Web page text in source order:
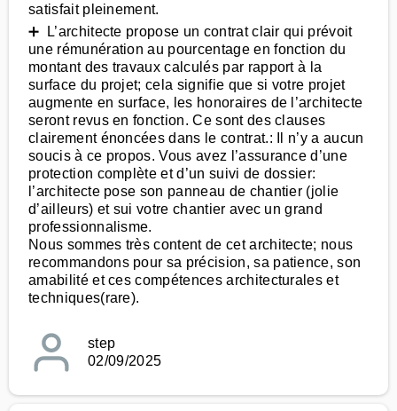
satisfait pleinement.
➕ L’architecte propose un contrat clair qui prévoit
une rémunération au pourcentage en fonction du
montant des travaux calculés par rapport à la
surface du projet; cela signifie que si votre projet
augmente en surface, les honoraires de l’architecte
seront revus en fonction. Ce sont des clauses
clairement énoncées dans le contrat.: Il n’y a aucun
soucis à ce propos. Vous avez l’assurance d’une
protection complète et d’un suivi de dossier:
l’architecte pose son panneau de chantier (jolie
d’ailleurs) et sui votre chantier avec un grand
professionnalisme.
Nous sommes très content de cet architecte; nous
recommandons pour sa précision, sa patience, son
amabilité et ces compétences architecturales et
techniques(rare).
step
02/09/2025